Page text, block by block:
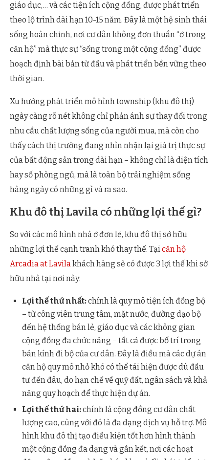
giáo dục,… và các tiện ích cộng đồng, được phát triển
theo lộ trình dài hạn 10-15 năm. Đây là một hệ sinh thái
sống hoàn chỉnh, nơi cư dân không đơn thuần “ở trong
căn hộ” mà thực sự “sống trong một cộng đồng” được
hoạch định bài bản từ đầu và phát triển bền vững theo
thời gian.
Xu hướng phát triển mô hình township (khu đô thị)
ngày càng rõ nét không chỉ phản ánh sự thay đổi trong
nhu cầu chất lượng sống của người mua, mà còn cho
thấy cách thị trường đang nhìn nhận lại giá trị thực sự
của bất động sản trong dài hạn – không chỉ là diện tích
hay số phòng ngủ, mà là toàn bộ trải nghiệm sống
hàng ngày có những gì và ra sao.
Khu đô thị Lavila có những lợi thế gì?
So với các mô hình nhà ở đơn lẻ, khu đô thị sở hữu
những lợi thế cạnh tranh khó thay thế. Tạicăn hộ
Arcadia at Lavilakhách hàng sẽ có được 3 lợi thế khi sở
hữu nhà tại nơi này:
Lợi thế thứ nhất:chính là quy mô tiện ích đồng bộ
– từ công viên trung tâm, mặt nước, đường dạo bộ
đến hệ thống bán lẻ, giáo dục và các không gian
cộng đồng đa chức năng – tất cả được bố trí trong
bán kính đi bộ của cư dân. Đây là điều mà các dự án
căn hộ quy mô nhỏ khó có thể tái hiện được dù đầu
tư đến đâu, do hạn chế về quỹ đất, ngân sách và khả
năng quy hoạch để thực hiện dự án.
Lợi thế thứ hai:chính là cộng đồng cư dân chất
lượng cao, cùng với đó là đa dạng dịch vụ hỗ trợ. Mô
hình khu đô thị tạo điều kiện tốt hơn hình thành
một cộng đồng đa dạng và gắn kết, nơi các hoạt